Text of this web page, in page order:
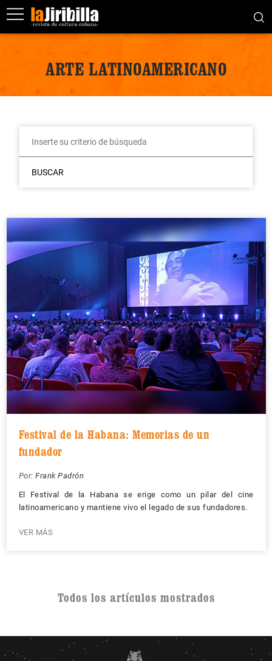
ARTE LATINOAMERICANO
BUSCAR
Festival de la Habana: Memorias de un
fundador
Por: Frank Padrón
El Festival de la Habana se erige como un pilar del cine
latinoamericano y mantiene vivo el legado de sus fundadores.
VER MÁS
Todos los artículos mostrados